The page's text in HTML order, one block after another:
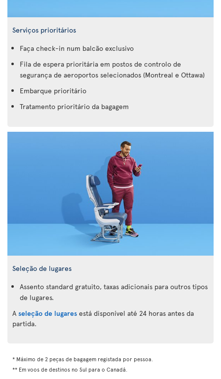
Serviços prioritários
Faça check-in num balcão exclusivo
Fila de espera prioritária em postos de controlo de
segurança de aeroportos selecionados (Montreal e Ottawa)
Embarque prioritário
Tratamento prioritário da bagagem
Seleção de lugares
Assento standard gratuito, taxas adicionais para outros tipos
de lugares.
A seleção de lugares está disponível até 24 horas antes da
partida.
* Máximo de 2 peças de bagagem registada por pessoa.
** Em voos de destinos no Sul para o Canadá.